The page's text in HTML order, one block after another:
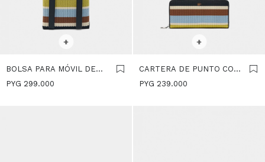
+
BOLSA PARA MÓVIL DE
PUNTO CON RAYAS -
PYG 299.000
+
CARTERA DE PUNTO CON
RAYAS L - MULTICOLOR
PYG 239.000